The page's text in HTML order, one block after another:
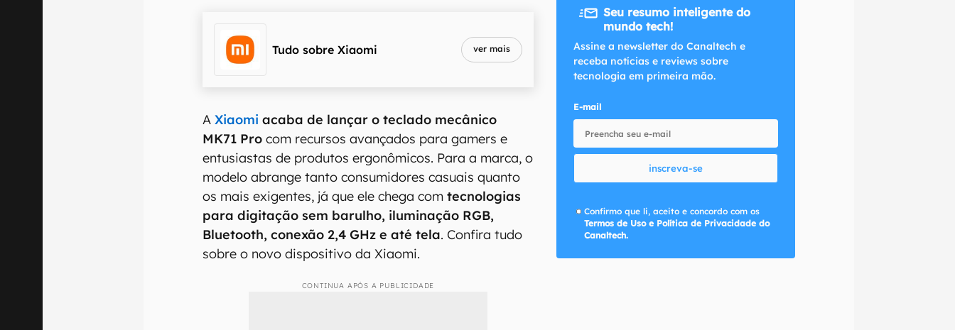
Tudo sobre Xiaomi ver mais
AXiaomi acaba de lançar o teclado mecânico
MK71 Pro com recursos avançados para gamers e
entusiastas de produtos ergonômicos. Para a marca, o
modelo abrange tanto consumidores casuais quanto
os mais exigentes, já que ele chega comtecnologias
para digitação sem barulho, iluminação RGB,
Bluetooth, conexão 2,4 GHz e até tela. Confira tudo
sobre o novo dispositivo da Xiaomi.
CONTINUA APÓS A PUBLICIDADE
Seu resumo inteligente do
mundo tech!
Assine a newsletter do Canaltech e
receba notícias e reviews sobre
tecnologia em primeira mão.
E-mail
inscreva-se
Confirmo que li, aceito e concordo com os
Termos de Uso e Política de Privacidade do
Canaltech.